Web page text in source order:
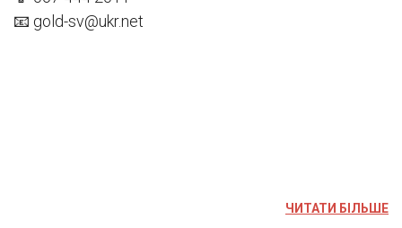
📧 gold-sv@ukr.net
ЧИТАТИ БІЛЬШЕ